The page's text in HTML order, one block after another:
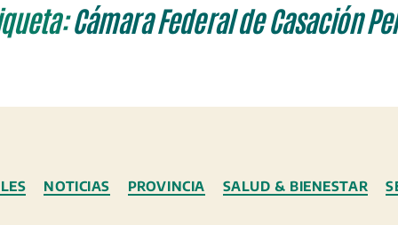
Cámara Federal de Casación
Categorías
NOTICIAS PROVINCIA SALUD & BIENESTAR